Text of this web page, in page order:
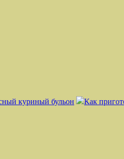
куриный бульон Как